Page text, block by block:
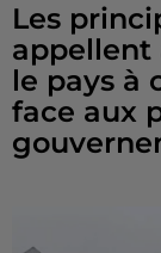
Les
appellent
le pays à
face aux